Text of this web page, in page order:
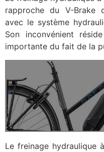
rapproche du V-Brake
avec le système
Son inconvénient
importante du fait de la
Le freinage hydraulique